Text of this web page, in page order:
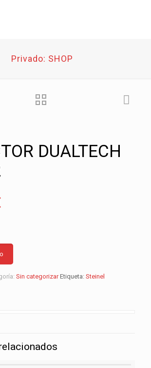
Privado: SHOP
DUALTECH
Sin categorizar Etiqueta: Steinel